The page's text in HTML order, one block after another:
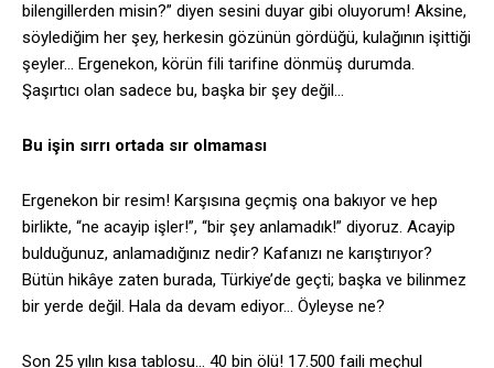
bilengillerden misin?” diyen sesini duyar gibi oluyorum! Aksine,
söylediğim her şey, herkesin gözünün gördüğü, kulağının işittiği
şeyler… Ergenekon, körün fili tarifine dönmüş durumda.
Şaşırtıcı olan sadece bu, başka bir şey değil…
Bu işin sırrı ortada sır olmaması
Ergenekon bir resim! Karşısına geçmiş ona bakıyor ve hep
birlikte, “ne acayip işler!”, “bir şey anlamadık!” diyoruz. Acayip
bulduğunuz, anlamadığınız nedir? Kafanızı ne karıştırıyor?
Bütün hikâye zaten burada, Türkiye’de geçti; başka ve bilinmez
bir yerde değil. Hala da devam ediyor… Öyleyse ne?
Son 25 yılın kısa tablosu… 40 bin ölü! 17.500 faili meçhul